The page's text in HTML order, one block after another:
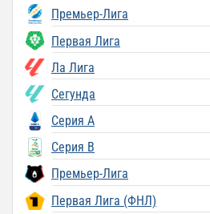
Премьер-Лига
Первая Лига
Ла Лига
Сегунда
Серия A
Серия B
Премьер-Лига
Первая Лига (ФНЛ)